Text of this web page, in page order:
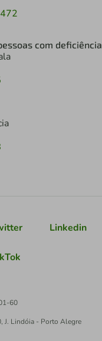
com deficiência
Linkedin
60
J. Lindóia - Porto Alegre